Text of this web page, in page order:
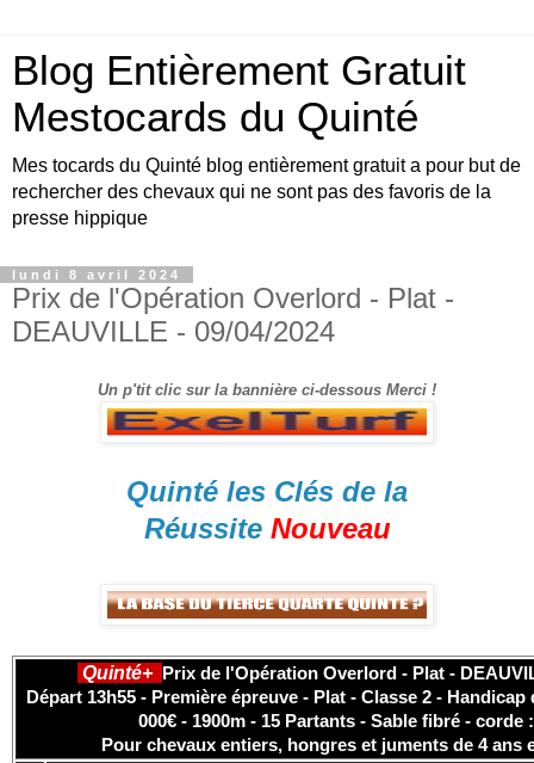
Blog Entièrement Gratuit
Mestocards du Quinté
Mes tocards du Quinté blog entièrement gratuit a pour but de
rechercher des chevaux qui ne sont pas des favoris de la
presse hippique
lundi 8 avril 2024
Prix de l'Opération Overlord - Plat -
DEAUVILLE - 09/04/2024
Un p'tit clic sur la bannière ci-dessous Merci !
Quinté les Clés de la
Réussite Nouveau
Quinté+ Prix de l'Opération Overlord - Plat -
Départ 13h55 - Première épreuve - Plat - Classe 2 -
000€ - 1900m - 15 Partants - Sable fibré - corde
Pour chevaux entiers, hongres et juments de 4 ans